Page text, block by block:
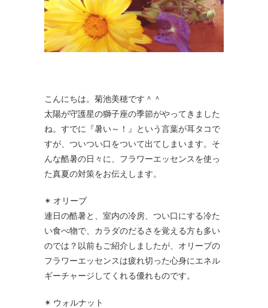
こんにちは。菊池美穂です＾＾
太陽が守護星の獅子座の季節がやってきました
ね。すでに『暑い～！』という言葉が耳タコで
すが、ついつい口をついて出てしまいます。そ
んな酷暑の日々に、フラワーエッセンスを使っ
た真夏の対策をお伝えします。
✴ オリーブ
連日の酷暑と、室内の冷房、つい口にする冷た
い食べ物で、カラダのだるさを覚える方も多い
のでは？以前もご紹介しましたが、オリーブの
フラワーエッセンスは疲れ切った心身にエネル
ギーチャージしてくれる優れものです。
✴ ウォルナット